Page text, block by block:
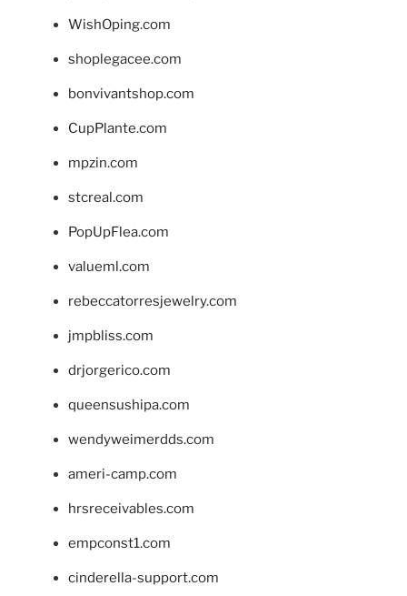
WishOping.com
shoplegacee.com
bonvivantshop.com
CupPlante.com
mpzin.com
stcreal.com
PopUpFlea.com
valueml.com
rebeccatorresjewelry.com
jmpbliss.com
drjorgerico.com
queensushipa.com
wendyweimerdds.com
ameri-camp.com
hrsreceivables.com
empconst1.com
cinderella-support.com